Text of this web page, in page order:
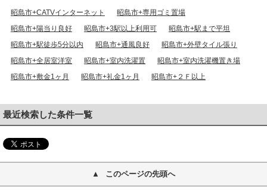
昭島市+CATVインターネット
昭島市+専用ゴミ置場
昭島市+陽当り良好
昭島市+3駅以上利用可
昭島市+駅まで平坦
昭島市+駅徒歩5分以内
昭島市+通風良好
昭島市+外壁タイル張り
昭島市+全居室洋室
昭島市+室内洗濯置
昭島市+室内洗濯機置き場
昭島市+敷金1ヶ月
昭島市+礼金1ヶ月 昭島市+２Ｆ以上
最近検索した条件一覧
このページの先頭へ